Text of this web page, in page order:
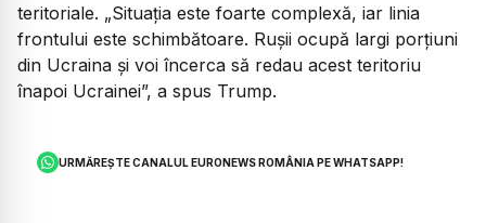
teritoriale. „Situația este foarte complexă, iar linia
frontului este schimbătoare. Rușii ocupă largi porțiuni
din Ucraina și voi încerca să redau acest teritoriu
înapoi Ucrainei”, a spus Trump.
URMĂREȘTE CANALUL EURONEWS ROMÂNIA PE WHATSAPP!